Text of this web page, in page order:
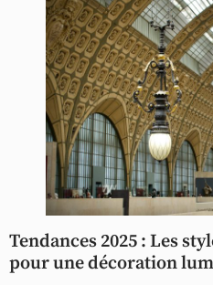
Tendances 2025 : Les
pour une décoration